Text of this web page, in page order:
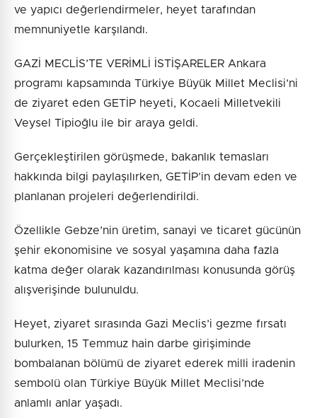
ve yapıcı değerlendirmeler, heyet tarafından
memnuniyetle karşılandı.
GAZİ MECLİS’TE VERİMLİ İSTİŞARELER Ankara
programı kapsamında Türkiye Büyük Millet Meclisi’ni
de ziyaret eden GETİP heyeti, Kocaeli Milletvekili
Veysel Tipioğlu ile bir araya geldi.
Gerçekleştirilen görüşmede, bakanlık temasları
hakkında bilgi paylaşılırken, GETİP’in devam eden ve
planlanan projeleri değerlendirildi.
Özellikle Gebze’nin üretim, sanayi ve ticaret gücünün
şehir ekonomisine ve sosyal yaşamına daha fazla
katma değer olarak kazandırılması konusunda görüş
alışverişinde bulunuldu.
Heyet, ziyaret sırasında Gazi Meclis’i gezme fırsatı
bulurken, 15 Temmuz hain darbe girişiminde
bombalanan bölümü de ziyaret ederek milli iradenin
sembolü olan Türkiye Büyük Millet Meclisi’nde
anlamlı anlar yaşadı.